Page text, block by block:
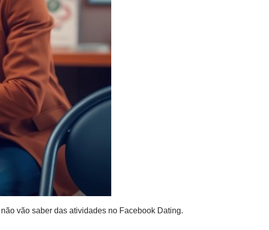
vão saber das atividades no Facebook Dating.